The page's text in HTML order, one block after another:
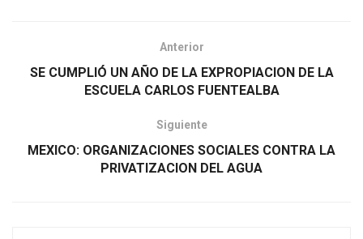
Anterior
SE CUMPLIÓ UN AÑO DE LA EXPROPIACION DE LA
ESCUELA CARLOS FUENTEALBA
Siguiente
MEXICO: ORGANIZACIONES SOCIALES CONTRA LA
PRIVATIZACION DEL AGUA